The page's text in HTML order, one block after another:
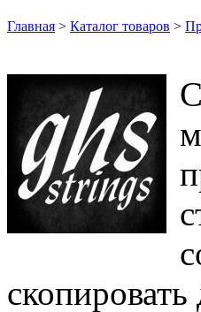
Главная > Каталог товаров >